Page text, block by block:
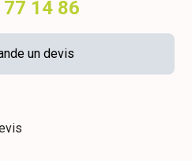
14 86
un devis